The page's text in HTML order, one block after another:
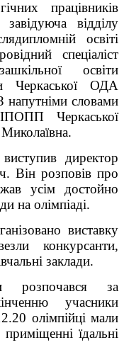
працівників
відділу
освіті
спеціаліст
освіти
Черкаської ОДА
напутніми словами
Черкаської
директор
Він розповів про
усім достойно
на олімпіаді.
виставку
конкурсанти,
заклади.
розпочався за
учасники
олімпійці мали
їдальні